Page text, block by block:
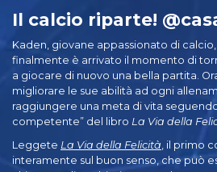
Il calcio riparte!
Kaden, giovane appassionato di
finalmente è arrivato il momento di
a giocare di nuovo una bella partita.
migliorare le sue abilità ad ogni
raggiungere una meta di vita
competente” del libro La Via della
Leggete La Via della Felicità , il primo
interamente sul buon senso, che può